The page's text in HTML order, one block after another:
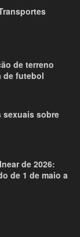
de terreno
de futebol
sexuais sobre
de 2026:
de 1 de maio a